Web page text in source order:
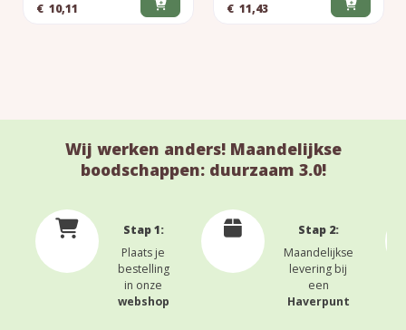
€ 10,11 € 11,43
Wij werken anders! Maandelijkse
boodschappen: duurzaam 3.0!
Stap 1:
Plaats je
bestelling
in onze
webshop
Stap 2:
Maandelijkse
levering bij
een
Haverpunt